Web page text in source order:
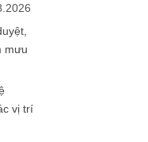
mưu
vị trí